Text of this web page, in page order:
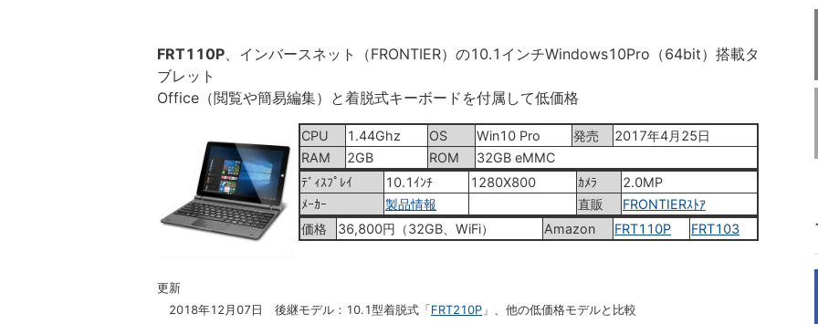
FRT110P、インバースネット（FRONTIER）の10.1インチWindows10Pro（64bit）搭載タ
ブレット
Office（閲覧や簡易編集）と着脱式キーボードを付属して低価格
CPU 1.44Ghz OS Win10 Pro 発売
2017年4月25日
RAM
2GB ROM
32GB eMMC
ﾃﾞｨｽﾌﾟﾚｲ
10.1ｲﾝﾁ 1280X800 ｶﾒﾗ
2.0MP
ﾒｰｶｰ
製品情報 直販
FRONTIERｽﾄｱ
価格
36,800円（32GB、WiFi） Amazon FRT110P FRT103
更新
2018年12月07日 後継モデル：10.1型着脱式「 FRT210P 」、他の低価格モデルと比較